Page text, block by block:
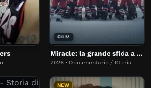
FILM
Miracle: la grande sfida a hockey
2026 · Documentario / Storia
NEW